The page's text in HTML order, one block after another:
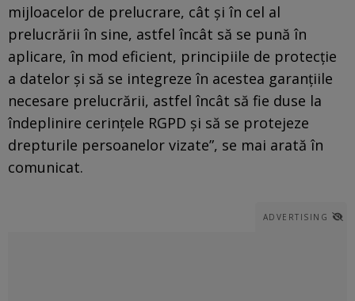
mijloacelor de prelucrare, cât şi în cel al
prelucrării în sine, astfel încât să se pună în
aplicare, în mod eficient, principiile de protecție
a datelor și să se integreze în acestea garanțiile
necesare prelucrării, astfel încât să fie duse la
îndeplinire cerințele RGPD și să se protejeze
drepturile persoanelor vizate”, se mai arată în
comunicat.
ADVERTISING